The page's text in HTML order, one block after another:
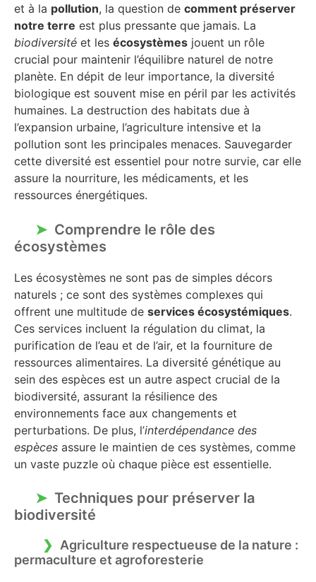
et à la pollution, la question de comment préserver
notre terre est plus pressante que jamais. La
biodiversité et les écosystèmes jouent un rôle
crucial pour maintenir l’équilibre naturel de notre
planète. En dépit de leur importance, la diversité
biologique est souvent mise en péril par les activités
humaines. La destruction des habitats due à
l’expansion urbaine, l’agriculture intensive et la
pollution sont les principales menaces. Sauvegarder
cette diversité est essentiel pour notre survie, car elle
assure la nourriture, les médicaments, et les
ressources énergétiques.
Comprendre le rôle des
écosystèmes
Les écosystèmes ne sont pas de simples décors
naturels ; ce sont des systèmes complexes qui
offrent une multitude de services écosystémiques.
Ces services incluent la régulation du climat, la
purification de l’eau et de l’air, et la fourniture de
ressources alimentaires. La diversité génétique au
sein des espèces est un autre aspect crucial de la
biodiversité, assurant la résilience des
environnements face aux changements et
perturbations. De plus, l’interdépendance des
espèces assure le maintien de ces systèmes, comme
un vaste puzzle où chaque pièce est essentielle.
Techniques pour préserver la
biodiversité
Agriculture respectueuse de la nature :
permaculture et agroforesterie